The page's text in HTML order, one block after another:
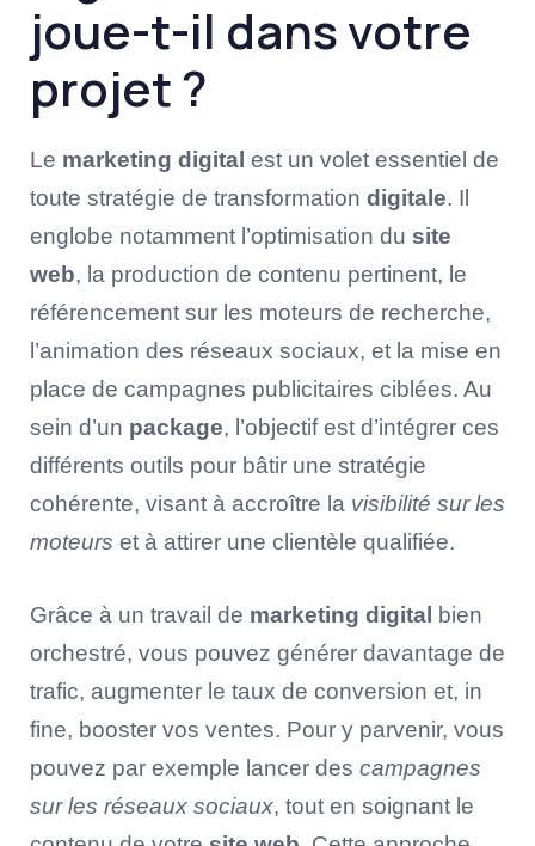
joue-t-il dans votre
projet ?
Le marketing digital est un volet essentiel de
toute stratégie de transformation digitale. Il
englobe notamment l’optimisation du site
web, la production de contenu pertinent, le
référencement sur les moteurs de recherche,
l’animation des réseaux sociaux, et la mise en
place de campagnes publicitaires ciblées. Au
sein d’un package, l’objectif est d’intégrer ces
différents outils pour bâtir une stratégie
cohérente, visant à accroître la visibilité sur les
moteurs et à attirer une clientèle qualifiée.
Grâce à un travail de marketing digital bien
orchestré, vous pouvez générer davantage de
trafic, augmenter le taux de conversion et, in
fine, booster vos ventes. Pour y parvenir, vous
pouvez par exemple lancer des campagnes
sur les réseaux sociaux, tout en soignant le